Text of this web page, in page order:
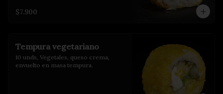
$7.900
Tempura vegetariano
10 unds, Vegetales, queso crema,
envuelto en masa tempura.